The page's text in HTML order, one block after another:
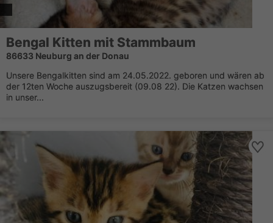
Bengal Kitten mit Stammbaum
86633 Neuburg an der Donau
Unsere Bengalkitten sind am 24.05.2022. geboren und wären ab
der 12ten Woche auszugsbereit (09.08 22). Die Katzen wachsen
in unser...